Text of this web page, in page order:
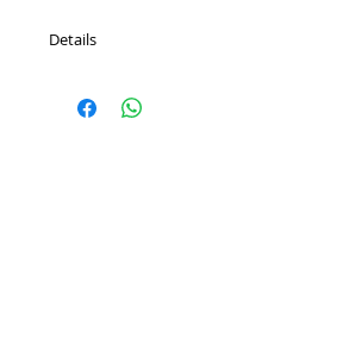
Details
Disponibili per le seguenti auto (Available